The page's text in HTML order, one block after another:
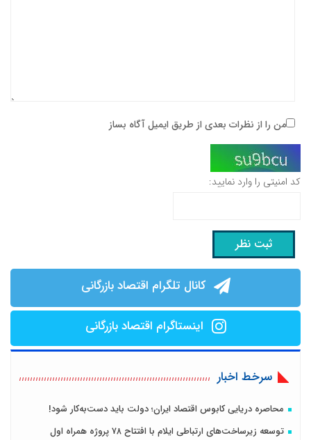
من را از نظرات بعدی از طریق ایمیل آگاه بساز
کد امنیتی را وارد نمایید:
کانال تلگرام اقتصاد بازرگانی
اینستاگرام اقتصاد بازرگانی
سرخط اخبار
محاصره دریایی کابوس اقتصاد ایران؛ دولت باید دست‌به‌کار شود!
توسعه زیرساخت‌های ارتباطی ایلام با افتتاح ۷۸ پروژه همراه اول